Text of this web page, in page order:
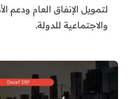
لتمويل الإنفاق العام ودعم
والاجتماعية للدولة.